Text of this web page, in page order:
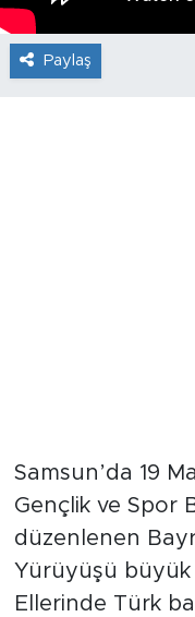
Paylaş
Samsun’da 19
Gençlik ve Spor
düzenlenen
Yürüyüşü
Ellerinde Türk